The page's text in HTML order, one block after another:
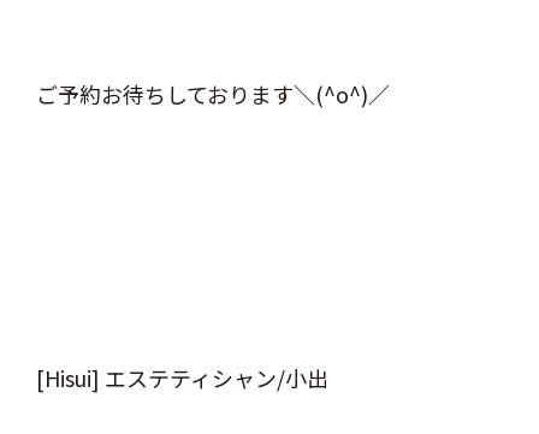
ご予約お待ちしております＼(^o^)／
[Hisui] エステティシャン/小出